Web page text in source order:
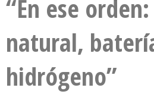
“En ese
natural,
hidrógeno”